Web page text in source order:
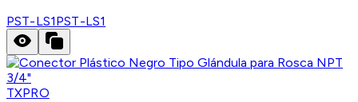
PST-LS1PST-LS1
TXPRO